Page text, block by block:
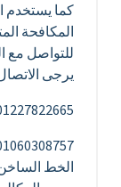
كما يستخدم
المكافحة
للتواصل مع
يرجى
01227822665
01060308757
الخط الساخن